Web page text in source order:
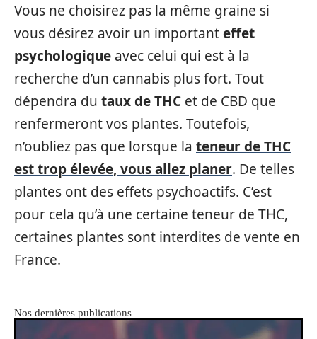
Vous ne choisirez pas la même graine si
vous désirez avoir un importanteffet
psychologique avec celui qui est à la
recherche d’un cannabis plus fort. Tout
dépendra du taux de THC et de CBD que
renfermeront vos plantes. Toutefois,
n’oubliez pas que lorsque la teneur de THC
est trop élevée, vous allez planer. De telles
plantes ont des effets psychoactifs. C’est
pour cela qu’à une certaine teneur de THC,
certaines plantes sont interdites de vente en
France.
Nos dernières publications